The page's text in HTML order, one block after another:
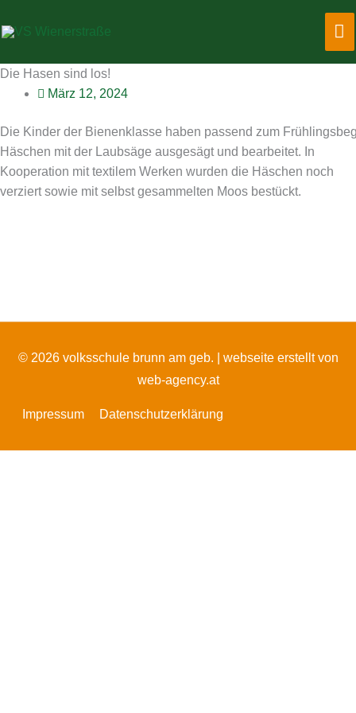
Inhalt
Die Hasen sind los!
März 12, 2024
Die Kinder der Bienenklasse haben passend zum
Häschen mit der Laubsäge ausgesägt und bearbeitet. In
Kooperation mit textilem Werken wurden die Häschen noch
verziert sowie mit selbst gesammelten Moos bestückt.
© 2026 volksschule brunn am geb. | webseite erstellt von
web-agency.at
Impressum Datenschutzerklärung